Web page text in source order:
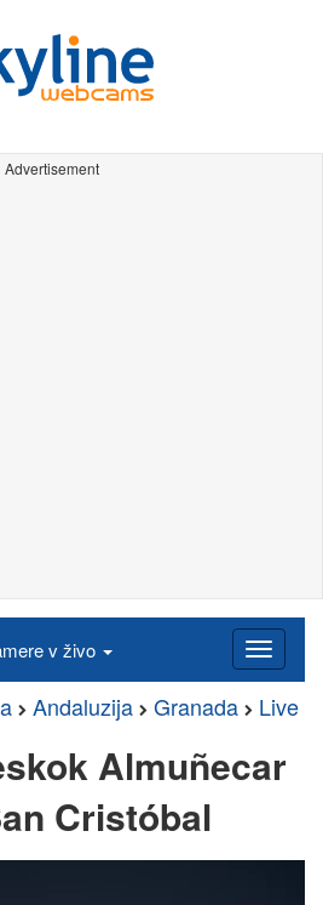
Advertisement
v živo
Andaluzija Granada Live
Almuñecar
Cristóbal